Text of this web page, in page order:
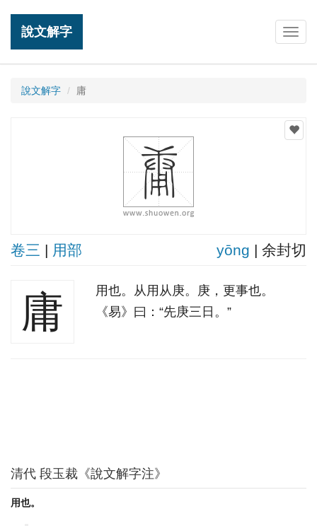
說文解字
說文解字 庸
卷三 | 用部 yōnɡ | 余封切
庸
用也。从用从庚。庚，更事也。
《易》曰：“先庚三日。”
清代 段玉裁《說文解字注》
用也。